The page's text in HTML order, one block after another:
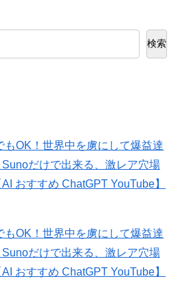
検索
もOK！世界中を虜にして爆益達
だけで出来る、激レア穴場
おすすめ ChatGPT YouTube】
もOK！世界中を虜にして爆益達
だけで出来る、激レア穴場
おすすめ ChatGPT YouTube】